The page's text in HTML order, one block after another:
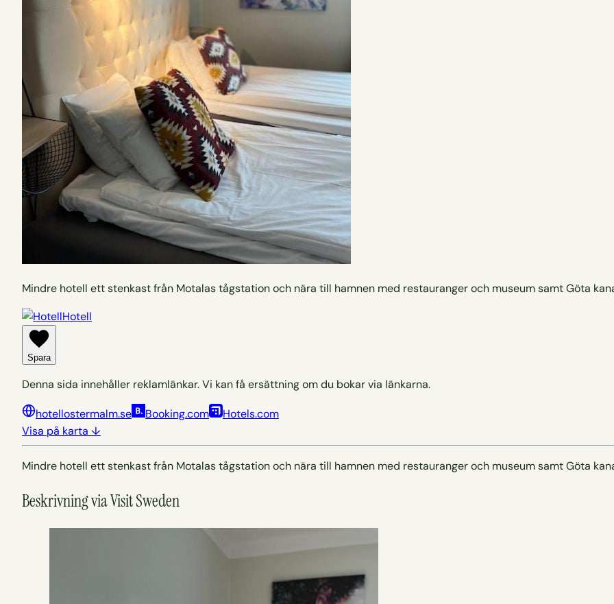
Mindre hotell ett stenkast från Motalas tågstation och nära till hamnen med restauranger och museum samt Göta
Hotell
Spara
Denna sida innehåller reklamlänkar. Vi kan få ersättning om du bokar via länkarna.
hotellostermalm.se Booking.com
Hotels.com
Visa på karta ↓
Mindre hotell ett stenkast från Motalas tågstation och nära till hamnen med restauranger och museum samt Göta
Beskrivning via Visit Sweden